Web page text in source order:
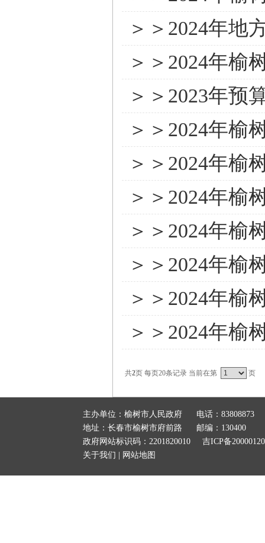
＞＞2024年地
＞＞2024年榆
＞＞2023年预
＞＞2024年榆
＞＞2024年榆
＞＞2024年榆
＞＞2024年榆
＞＞2024年榆
＞＞2024年榆
＞＞2024年榆
共2页 每页20条记录 当前在第 页
主办单位：榆树市人民政府
电话：83808873
地址：长春市榆树市府前路
邮编：130400
政府网站标识码：2201820010
吉ICP备
关于我们
网站地图